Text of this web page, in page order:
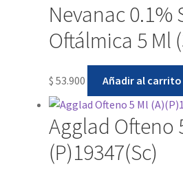
Nevanac 0.1%
Oftálmica 5 Ml
$ 53.900 Añadir al carrito
Agglad Ofteno
(P)19347(Sc)